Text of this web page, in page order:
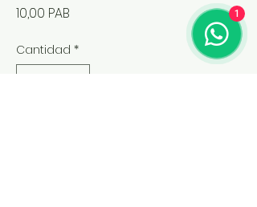
10,00 PAB
Cantidad *
1